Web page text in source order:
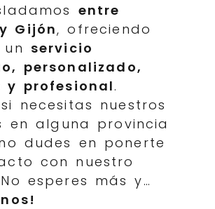
entre
Gijón, ofreciendo
servicio
personalizado,
y profesional.
necesitas nuestros
en alguna provincia
dudes en ponerte
con nuestro
esperes más y…